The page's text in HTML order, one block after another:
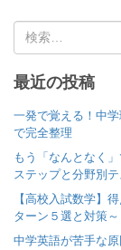
最近の投稿
一発で覚える！中
で完全整理
もう「なんとなく
ステップと分野別
【高校入試数学】
ターン５選と対策～
中学英語が苦手な